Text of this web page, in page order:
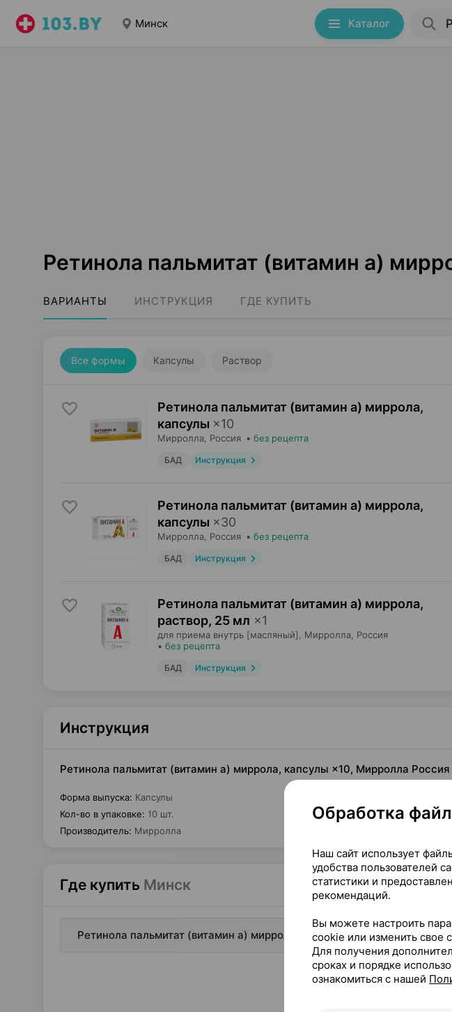
Минск Каталог
Ретинола пальмитат (витамин а)
ВАРИАНТЫ ИНСТРУКЦИЯ ГДЕ КУПИТЬ
Все формы Капсулы Раствор
Ретинола пальмитат (витамин а) миррола,
капсулы ×10
Мирролла , Россия • без рецепта
БАД Инструкция
Ретинола пальмитат (витамин а) миррола,
капсулы ×30
Мирролла , Россия • без рецепта
БАД Инструкция
Ретинола пальмитат (витамин а) миррола,
раствор, 25 мл ×1
для приема внутрь [масляный], Мирролла , Россия
• без рецепта
БАД Инструкция
Инструкция
Ретинола пальмитат (витамин а) миррола, капсулы ×10, Мирролла Россия
Форма выпуска: Капсулы
Кол-во в упаковке: 10 шт.
Производитель: Мирролла
Где купить Минск
Ретинола пальмитат (витамин а) миррола, капсулы ×10, Мирролла
Обработка
Наш сайт использует
удобства пользователей
статистики и
рекомендаций.
Вы можете настроить
cookie или изменить свое
Для получения
сроках и порядке
ознакомиться с нашей